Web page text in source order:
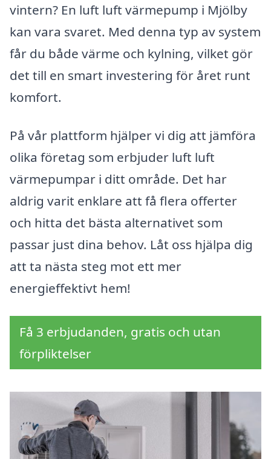
vintern? En luft luft värmepump i Mjölby
kan vara svaret. Med denna typ av system
får du både värme och kylning, vilket gör
det till en smart investering för året runt
komfort.
På vår plattform hjälper vi dig att jämföra
olika företag som erbjuder luft luft
värmepumpar i ditt område. Det har
aldrig varit enklare att få flera offerter
och hitta det bästa alternativet som
passar just dina behov. Låt oss hjälpa dig
att ta nästa steg mot ett mer
energieffektivt hem!
Få 3 erbjudanden, gratis och utan
förpliktelser